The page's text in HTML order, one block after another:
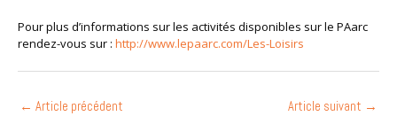
Pour plus d’informations sur les activités disponibles sur le PAarc
rendez-vous sur : http://www.lepaarc.com/Les-Loisirs
← Article précédent Article suivant →